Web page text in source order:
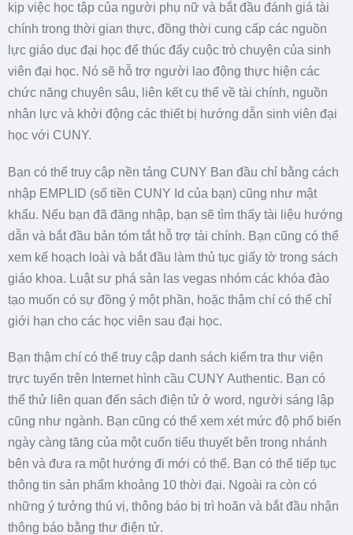
kịp việc học tập của người phụ nữ và bắt đầu đánh giá tài
chính trong thời gian thực, đồng thời cung cấp các nguồn
lực giáo dục đại học để thúc đẩy cuộc trò chuyện của sinh
viên đại học. Nó sẽ hỗ trợ người lao động thực hiện các
chức năng chuyên sâu, liên kết cụ thể về tài chính, nguồn
nhân lực và khởi động các thiết bị hướng dẫn sinh viên đại
học với CUNY.
Bạn có thể truy cập nền tảng CUNY Ban đầu chỉ bằng cách
nhập EMPLID (số tiền CUNY Id của bạn) cũng như mật
khẩu. Nếu bạn đã đăng nhập, bạn sẽ tìm thấy tài liệu hướng
dẫn và bắt đầu bản tóm tắt hỗ trợ tài chính. Bạn cũng có thể
xem kế hoạch loài và bắt đầu làm thủ tục giấy tờ trong sách
giáo khoa. Luật sư phá sản las vegas nhóm các khóa đào
tạo muốn có sự đồng ý một phần, hoặc thậm chí có thể chỉ
giới hạn cho các học viên sau đại học.
Bạn thậm chí có thể truy cập danh sách kiểm tra thư viện
trực tuyến trên Internet hình cầu CUNY Authentic. Bạn có
thể thử liên quan đến sách điện tử ở word, người sáng lập
cũng như ngành. Bạn cũng có thể xem xét mức độ phổ biến
ngày càng tăng của một cuốn tiểu thuyết bên trong nhánh
bên và đưa ra một hướng đi mới có thể. Bạn có thể tiếp tục
thông tin sản phẩm khoảng 10 thời đại. Ngoài ra còn có
những ý tưởng thú vị, thông báo bị trì hoãn và bắt đầu nhận
thông báo bằng thư điện tử.